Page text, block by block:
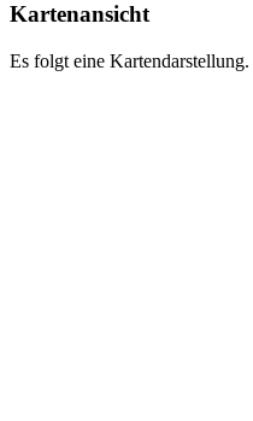
Kartenansicht
Es folgt eine Kartendarstellung.